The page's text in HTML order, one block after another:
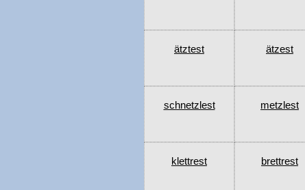
ätztest ätzest
schnetzlest metzlest
klettrest brettrest